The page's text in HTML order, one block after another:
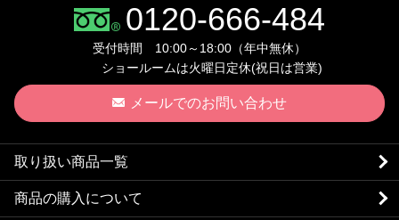
0120-666-484
受付時間 10:00～18:00（年中無休）
ショールームは火曜日定休(祝日は営業)
メールでのお問い合わせ
取り扱い商品一覧
商品の購入について